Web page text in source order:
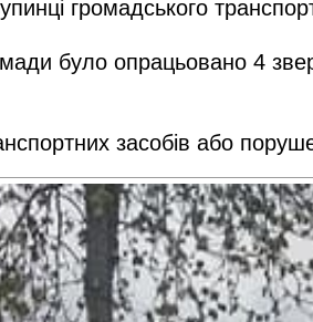
громадського
було опрацьовано 4
засобів або